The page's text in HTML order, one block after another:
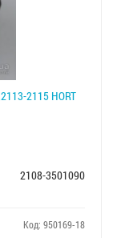
2115 HORT
2108-3501090
Код: 950169-18